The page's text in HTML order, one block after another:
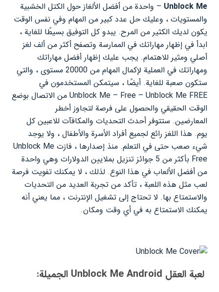
Unblock Me – واحدة من أفضل الألغاز حول الكتل الخشبية
والمستويات ، وعليك حل عدد كبير من المهام وفي نفس الوقت
يكون لديك الكثير من المرح. يبدو كل التوفيق بسيطًا للغاية ،
ابدأ في إظهار مهاراتك في الممارسة وتصفح أكثر من ألف لغز
أصلي ومثير للاهتمام. يجب عليك إظهار أفضل مهاراتك
ومهاراتك في العملية لإكمال المهام من 20000 مستوى ، والتي
ستكون صعبة للغاية. أيضًا ، سيتمكن المستخدمون في
Unblock Me – Free – Unblock Me FREE من الاتصال بوضع
الوقت الحقيقي والحصول على فرصة لتجاوز أخطر
المعارضين. ستتوفر أحدث التحديات والمكافآت للاعبين كل
يوم. هذا اللغز رائع لجميع أفراد الأسرة والأطفال ، ولا يوجد
شيء صعب حتى في التعلم. منذ إصدارها ، فازت Unblock Me
Free بأكثر من 5 جوائز تنزيل بملايين الدولارات وهي واحدة
من أفضل الألعاب في هذا النوع. لذلك ، لا يمكنك تفويت فرصة
لعب مثل هذه اللعبة ، تأكد من تجربة العديد من التحديات
والاستمتاع بها. لا تحتاج إلى تشغيل الإنترنت ، مما يعني أنه
يمكنك الاستمتاع به في أي وقت ومكان.
لعبة العقل Unblock Me Android الجميلة: